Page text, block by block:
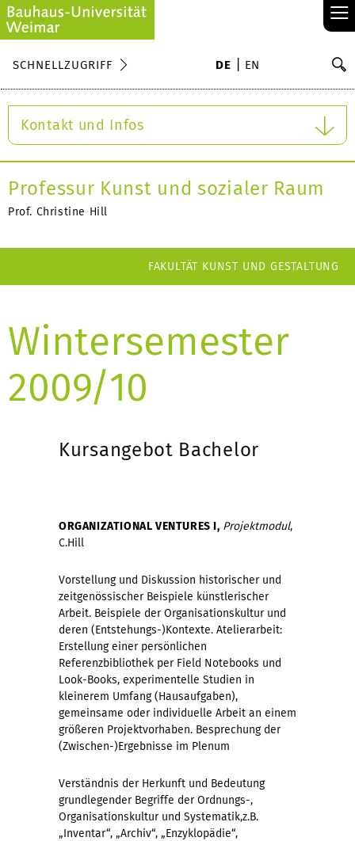
≡
SCHNELLZUGRIFF DE EN
Kontakt und Infos
Professur Kunst und sozialer Raum
Prof. Christine Hill
FAKULTÄT KUNST UND GESTALTUNG
Wintersemester
2009/10
Kursangebot Bachelor
ORGANIZATIONAL VENTURES I, Projektmodul,
C.Hill
Vorstellung und Diskussion historischer und
zeitgenössischer Beispiele künstlerischer
Arbeit. Beispiele der Organisationskultur und
deren (Entstehungs-)Kontexte. Atelierarbeit:
Erstellung einer persönlichen
Referenzbibliothek per Field Notebooks und
Look-Books, experimentelle Studien in
kleinerem Umfang (Hausaufgaben),
gemeinsame oder individuelle Arbeit an einem
größeren Projektvorhaben. Besprechung der
(Zwischen-)Ergebnisse im Plenum
Verständnis der Herkunft und Bedeutung
grundlegender Begriffe der Ordnungs-,
Organisationskultur und Systematik,z.B.
„Inventar“, „Archiv“, „Enzyklopädie“,